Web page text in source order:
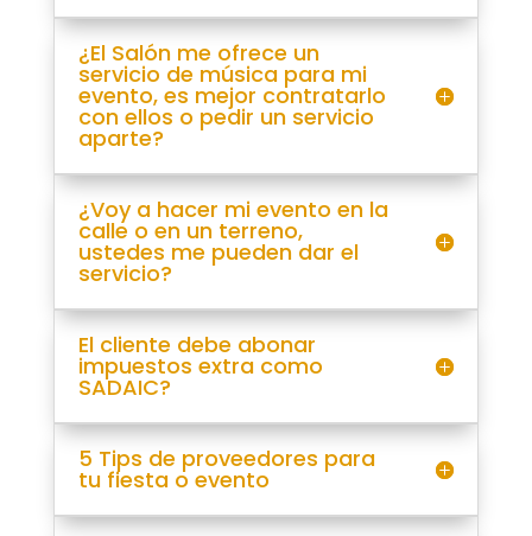
¿El Salón me ofrece un
servicio de música para mi
evento, es mejor contratarlo
con ellos o pedir un servicio
aparte?
¿Voy a hacer mi evento en la
calle o en un terreno,
ustedes me pueden dar el
servicio?
El cliente debe abonar
impuestos extra como
SADAIC?
5 Tips de proveedores para
tu fiesta o evento